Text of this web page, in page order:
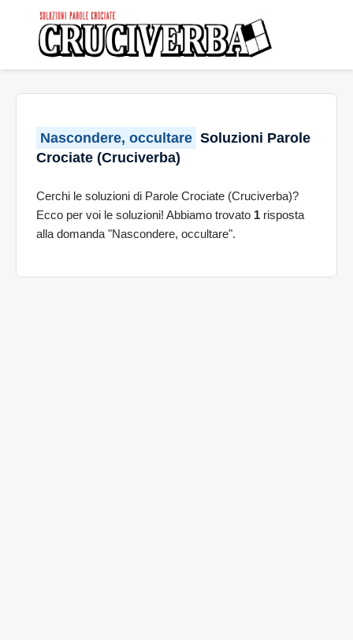
Nascondere, occultare Soluzioni Parole
Crociate (Cruciverba)
Cerchi le soluzioni di Parole Crociate (Cruciverba)?
Ecco per voi le soluzioni! Abbiamo trovato 1 risposta
alla domanda "Nascondere, occultare".